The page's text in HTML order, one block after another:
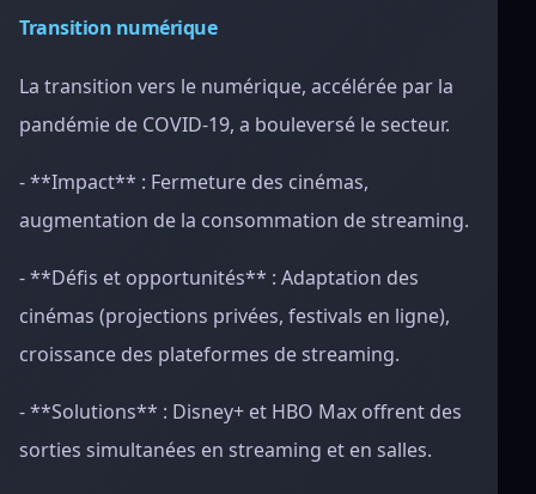
Transition numérique
La transition vers le numérique, accélérée par la
pandémie de COVID-19, a bouleversé le secteur.
- **Impact** : Fermeture des cinémas,
augmentation de la consommation de streaming.
- **Défis et opportunités** : Adaptation des
cinémas (projections privées, festivals en ligne),
croissance des plateformes de streaming.
- **Solutions** : Disney+ et HBO Max offrent des
sorties simultanées en streaming et en salles.